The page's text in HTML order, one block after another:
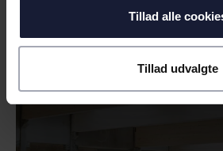
Tillad alle
Tillad udvalgte
REJSEGILDE PÅ